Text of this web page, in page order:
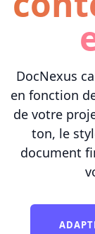
DocNexus
en fonction
de votre
ton, le
document